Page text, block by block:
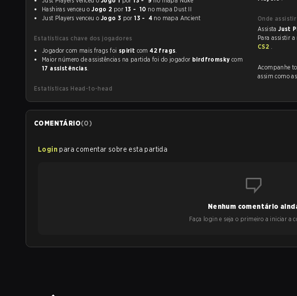
Hashiras venceu oJogo 2 por 13 - 10 no mapa Dust II
Just Players venceu o Jogo 3 por 13 - 4no mapa Ancient
Estatísticas chave dos jogadores
Jogador com mais frags foi spirit com42 frags.
Maior número de assistências na partida foi do jogador birdfromsky com
17 assistências.
Estatísticas Head-to-head
Onde assistir
AssistaJust
Para assistir
CS2 .
Acompanhe
assim
COMENTÁRIO(0)
Login para comentar sobre esta partida
Nenhum comentário
Faça login e seja o primeiro a iniciar a